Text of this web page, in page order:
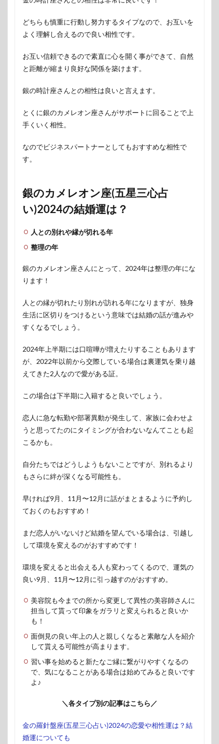
どちらも慎重に行動し努力するタイプなので、お互いを
よく理解し合えるので良い相性です。
お互い信頼できるので素直に心を開く事ができて、自然
と距離が縮まり良好な関係を築けます。
銀の時計座さんとの相性は良いと言えます。
とくに銀のカメレオン座さんがサポートに回ることで上
手くいく相性。
なのでビジネスパートナーとしてもおすすめな相性で
す。
銀のカメレオン座(五星三心占
い)2024の結婚運は？
人との別れや縁が切れる年
整理の年
銀のカメレオン座さんにとって、2024年は整理の年にな
ります！
人との縁が切れたり別れが訪れる年になりますが、独身
生活に区切りをつけるという意味では結婚の話が進みや
すくなるでしょう。
2024年上半期には口喧嘩が増えたりすることもあります
が、2022年以前から交際している場合は裏運気を乗り越
えてきた2人なので愛がある証。
この場合は下半期に入籍すると良いでしょう。
恋人に急な転勤や部署異動が発生して、家族に会わせよ
うと思ってたのにタイミングが合わないなんてことも起
こるかも。
自分たちではどうしようもないことですが、別れるより
もさらに絆が深くなる可能性も。
早ければ9月、11月〜12月に話がまとまるように予約し
ておくのもおすすめ！
まだ恋人がいないけど結婚を望んでいる場合は、引越し
して環境を変えるのがおすすめです！
環境を変えると出会える人も変わってくるので、運気の
良い9月、11月〜12月に引っ越すのがおすすめ。
美容院も今までの所から変更して異性の美容師さんに
担当して貰って印象をガラリと変えられると良いか
も！
面倒見の良い年上の人と親しくなると素敵な人を紹介
して貰える可能性が高まります。
習い事を始めると新たなご縁に繋がりやすくなるの
で、気になることがある場合は始めてみると良いです
よ♪
＼各タイプ別の記事はこちら／
金の羅針盤座(五星三心占い)2024の恋愛や相性運は？結
婚運についても